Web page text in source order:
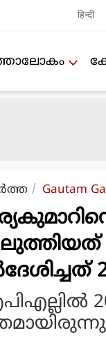
हिन्दी
Gautam